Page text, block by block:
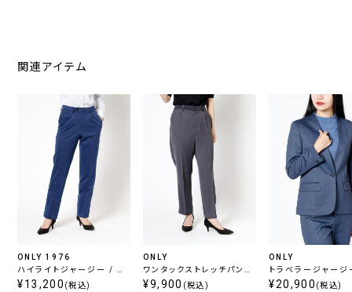
関連アイテム
ONLY 1976
ハイライトジャージー / ツ
ータックパンツ ブルーチェ
¥13,200 (税込)
ONLY
ワンタックストレッチパンツ
チャコール無地
¥9,900 (税込)
ONLY
トラベラージャー
ーカラージャケット
¥20,900 (税込)